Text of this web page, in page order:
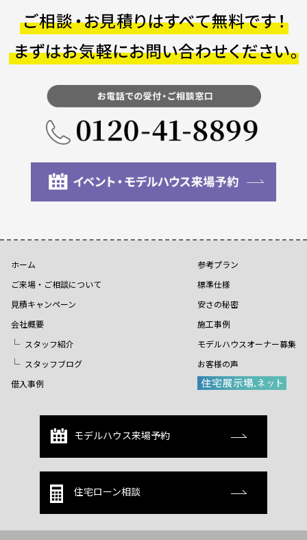
ホーム
ご来場・ご相談について
見積キャンペーン
会社概要
スタッフ紹介
スタッフブログ
借入事例
参考プラン
標準仕様
安さの秘密
施工事例
モデルハウスオーナー募集
お客様の声
モデルハウス来場予約
住宅ローン相談